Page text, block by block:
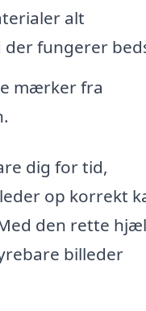
alt
fungerer
mærker fra
dig for tid,
op korrekt
den rette
billeder